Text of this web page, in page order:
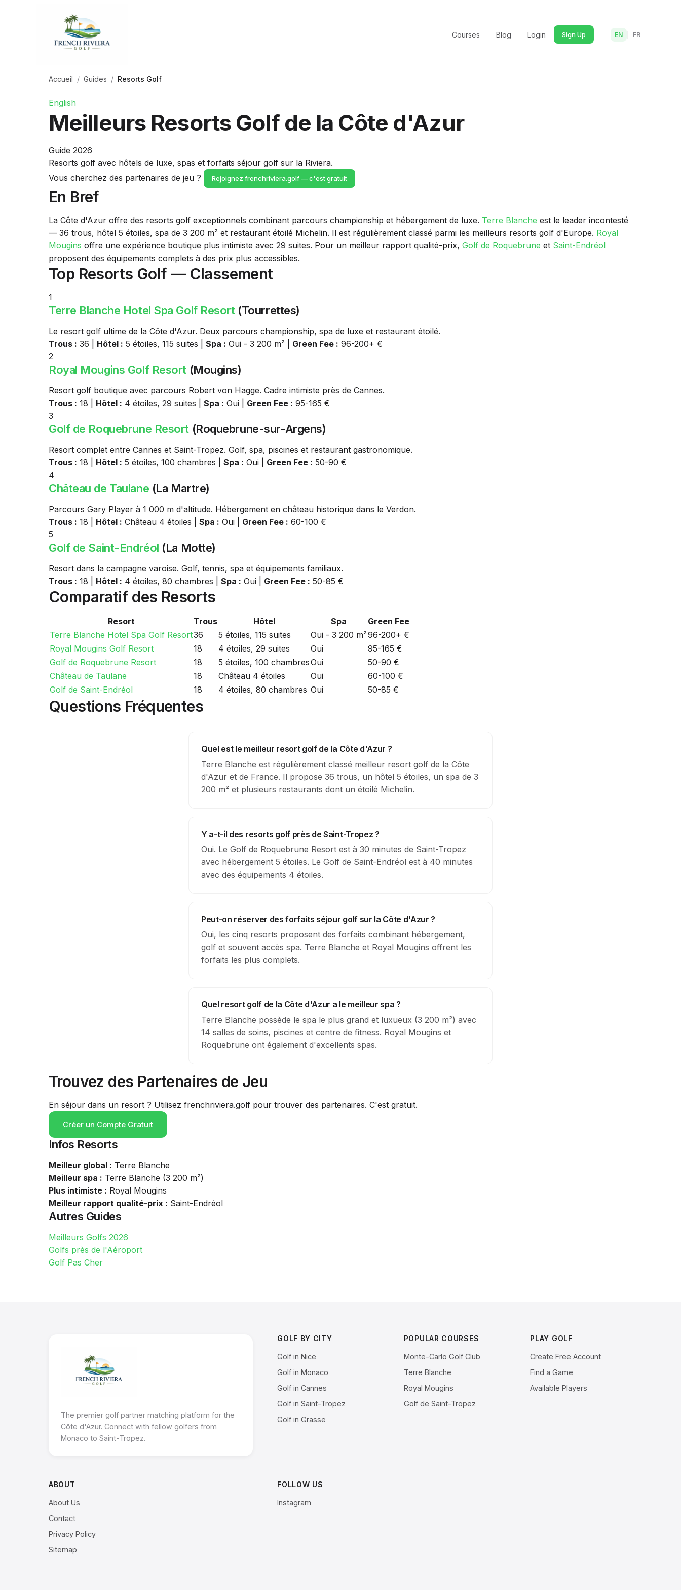
Courses Blog Login Sign Up EN FR
Accueil Guides Resorts Golf
English
Meilleurs Resorts Golf de la Côte d'Azur
Guide 2026
Resorts golf avec hôtels de luxe, spas et forfaits séjour golf sur la Riviera.
Vous cherchez des partenaires de jeu ?
Rejoignez frenchriviera.golf — c'est gratuit
En Bref
La Côte d'Azur offre des resorts golf exceptionnels combinant parcours championship et hébergement de luxe. Terre Blanche est le leader incontesté
— 36 trous, hôtel 5 étoiles, spa de 3 200 m² et restaurant étoilé Michelin. Il est régulièrement classé parmi les meilleurs resorts golf d'Europe. Royal
Mougins offre une expérience boutique plus intimiste avec 29 suites. Pour un meilleur rapport qualité-prix, Golf de Roquebrune et Saint-Endréol
proposent des équipements complets à des prix plus accessibles.
Top Resorts Golf — Classement
1
Terre Blanche Hotel Spa Golf Resort (Tourrettes)
Le resort golf ultime de la Côte d'Azur. Deux parcours championship, spa de luxe et restaurant étoilé.
Trous : 36 | Hôtel : 5 étoiles, 115 suites | Spa : Oui - 3 200 m² | Green Fee : 96-200+ €
2
Royal Mougins Golf Resort (Mougins)
Resort golf boutique avec parcours Robert von Hagge. Cadre intimiste près de Cannes.
Trous : 18 | Hôtel : 4 étoiles, 29 suites | Spa : Oui | Green Fee : 95-165 €
3
Golf de Roquebrune Resort (Roquebrune-sur-Argens)
Resort complet entre Cannes et Saint-Tropez. Golf, spa, piscines et restaurant gastronomique.
Trous : 18 | Hôtel : 5 étoiles, 100 chambres | Spa : Oui | Green Fee : 50-90 €
4
Château de Taulane (La Martre)
Parcours Gary Player à 1 000 m d'altitude. Hébergement en château historique dans le Verdon.
Trous : 18 | Hôtel : Château 4 étoiles | Spa : Oui | Green Fee : 60-100 €
5
Golf de Saint-Endréol (La Motte)
Resort dans la campagne varoise. Golf, tennis, spa et équipements familiaux.
Trous : 18 | Hôtel : 4 étoiles, 80 chambres | Spa : Oui | Green Fee : 50-85 €
Comparatif des Resorts
Resort Trous Hôtel Spa
Green Fee
Terre Blanche Hotel Spa Golf Resort36 5 étoiles, 115 suites Oui - 3 200 m²96-200+ €
Royal Mougins Golf Resort
18 4 étoiles, 29 suites Oui
95-165 €
Golf de Roquebrune Resort
18 5 étoiles, 100 chambresOui
50-90 €
Château de Taulane
18 Château 4 étoiles Oui
60-100 €
Golf de Saint-Endréol
18 4 étoiles, 80 chambres Oui 50-85 €
Questions Fréquentes
Quel est le meilleur resort golf de la Côte d'Azur ?
Terre Blanche est régulièrement classé meilleur resort golf de la Côte
d'Azur et de France. Il propose 36 trous, un hôtel 5 étoiles, un spa de 3
200 m² et plusieurs restaurants dont un étoilé Michelin.
Y a-t-il des resorts golf près de Saint-Tropez ?
Oui. Le Golf de Roquebrune Resort est à 30 minutes de Saint-Tropez
avec hébergement 5 étoiles. Le Golf de Saint-Endréol est à 40 minutes
avec des équipements 4 étoiles.
Peut-on réserver des forfaits séjour golf sur la Côte d'Azur ?
Oui, les cinq resorts proposent des forfaits combinant hébergement,
golf et souvent accès spa. Terre Blanche et Royal Mougins offrent les
forfaits les plus complets.
Quel resort golf de la Côte d'Azur a le meilleur spa ?
Terre Blanche possède le spa le plus grand et luxueux (3 200 m²) avec
14 salles de soins, piscines et centre de fitness. Royal Mougins et
Roquebrune ont également d'excellents spas.
Trouvez des Partenaires de Jeu
En séjour dans un resort ? Utilisez frenchriviera.golf pour trouver des partenaires. C'est gratuit.
Créer un Compte Gratuit
Infos Resorts
Meilleur global : Terre Blanche
Meilleur spa : Terre Blanche (3 200 m²)
Plus intimiste : Royal Mougins
Meilleur rapport qualité-prix : Saint-Endréol
Autres Guides
Meilleurs Golfs 2026
Golfs près de l'Aéroport
Golf Pas Cher
The premier golf partner matching platform for the
Côte d'Azur. Connect with fellow golfers from
Monaco to Saint-Tropez.
GOLF BY CITY
Golf in Nice
Golf in Monaco
Golf in Cannes
Golf in Saint-Tropez
Golf in Grasse
POPULAR COURSES
Monte-Carlo Golf Club
Terre Blanche
Royal Mougins
Golf de Saint-Tropez
PLAY GOLF
Create Free Account
Find a Game
Available Players
ABOUT
About Us
Contact
Privacy Policy
Sitemap
FOLLOW US
Instagram